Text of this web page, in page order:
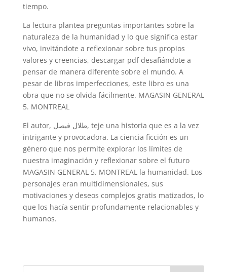
tiempo.
La lectura plantea preguntas importantes sobre la
naturaleza de la humanidad y lo que significa estar
vivo, invitándote a reflexionar sobre tus propios
valores y creencias, descargar pdf desafiándote a
pensar de manera diferente sobre el mundo. A
pesar de libros imperfecciones, este libro es una
obra que no se olvida fácilmente. MAGASIN GENERAL
5. MONTREAL
El autor, طلال فيصل, teje una historia que es a la vez
intrigante y provocadora. La ciencia ficción es un
género que nos permite explorar los límites de
nuestra imaginación y reflexionar sobre el futuro
MAGASIN GENERAL 5. MONTREAL la humanidad. Los
personajes eran multidimensionales, sus
motivaciones y deseos complejos gratis matizados, lo
que los hacía sentir profundamente relacionables y
humanos.